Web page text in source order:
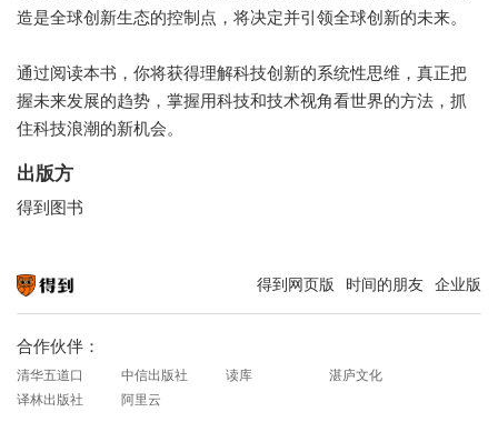
造是全球创新生态的控制点，将决定并引领全球创新的未来。
通过阅读本书，你将获得理解科技创新的系统性思维，真正把
握未来发展的趋势，掌握用科技和技术视角看世界的方法，抓
住科技浪潮的新机会。
出版方
得到图书
得到网页版 时间的朋友 企业版
合作伙伴：
清华五道口 中信出版社 读库
湛庐文化
译林出版社
阿里云